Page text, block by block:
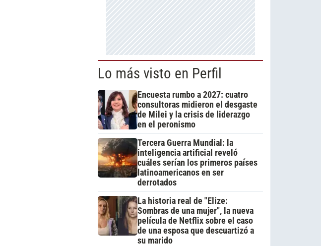
Lo más visto en Perfil
Encuesta rumbo a 2027: cuatro
consultoras midieron el desgaste
de Milei y la crisis de liderazgo
en el peronismo
Tercera Guerra Mundial: la
inteligencia artificial reveló
cuáles serían los primeros países
latinoamericanos en ser
derrotados
La historia real de "Elize:
Sombras de una mujer", la nueva
película de Netflix sobre el caso
de una esposa que descuartizó a
su marido